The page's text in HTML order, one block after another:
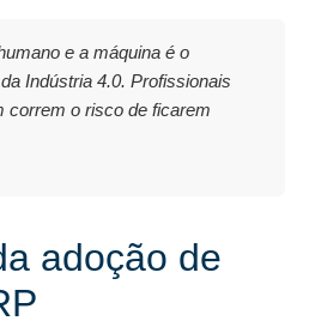
e a máquina é o
Indústria 4.0. Profissionais
correm o risco de ficarem
adoção de